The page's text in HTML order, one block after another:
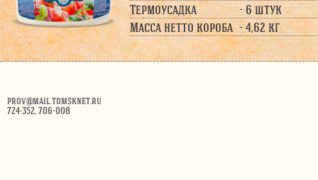
Термоусадка
- 6 штук
Масса нетто короба - 4,62 кг
prov@mail.tomsknet.ru
724-352, 706-008